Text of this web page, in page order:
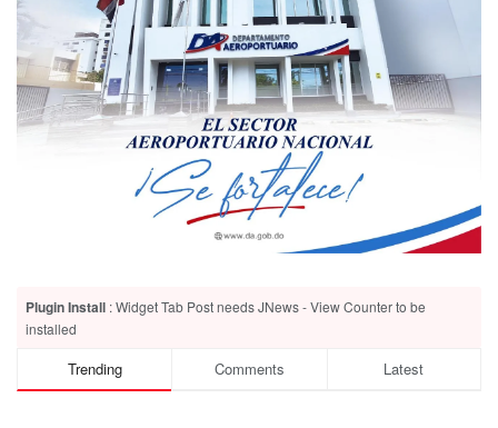
Plugin Install : Widget Tab Post needs JNews - View Counter to be
installed
Trending Comments Latest